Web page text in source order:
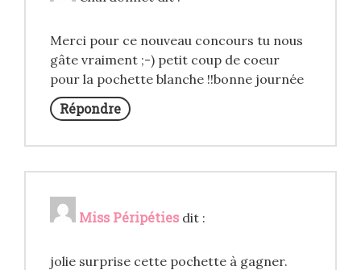
Merci pour ce nouveau concours tu nous
gâte vraiment ;-) petit coup de coeur
pour la pochette blanche !!bonne journée
Répondre
Miss Péripéties dit :
jolie surprise cette pochette à gagner.